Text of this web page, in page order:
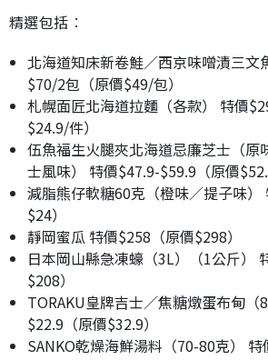
精選包括︰
北海道知床新卷鮭／西京味噌漬三文
$70/2包（原價$49/包）
札幌面匠北海道拉麵（各款） 特價
$24.9/件）
伍魚福生火腿夾北海道忌廉芝士（原
士風味） 特價$47.9-$59.9（原價
減脂熊仔軟糖60克（橙味／提子味
$24）
靜岡蜜瓜 特價$258（原價$298）
日本岡山縣急凍蠔（3L）（1公斤）
$208）
TORAKU皇牌吉士／焦糖燉蛋布甸（
$22.9（原價$32.9）
SANKO乾燥海鮮湯料（70-80克） 特